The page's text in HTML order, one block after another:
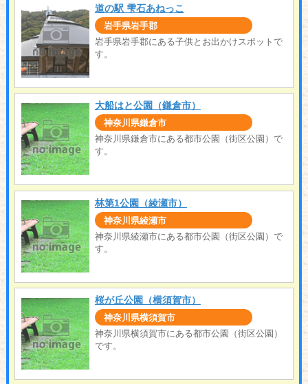
道の駅 雫石あねっこ
岩手県岩手郡
岩手県岩手郡にある子供とお出かけスポットで
す。
大船はと公園（鎌倉市）
神奈川県鎌倉市
神奈川県鎌倉市にある都市公園（街区公園）で
す。
林第1公園（綾瀬市）
神奈川県綾瀬市
神奈川県綾瀬市にある都市公園（街区公園）で
す。
桜が丘公園（横須賀市）
神奈川県横須賀市
神奈川県横須賀市にある都市公園（街区公園）
です。